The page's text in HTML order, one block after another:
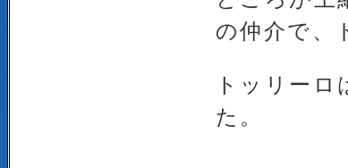
の仲介で、
トッリー
た。